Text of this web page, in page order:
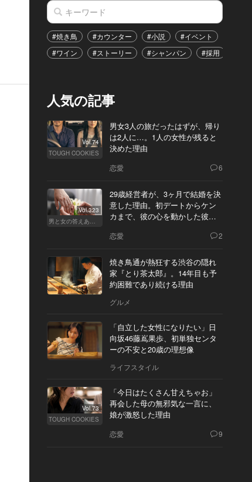
#焼き鳥 #カウンター #小説 #イベント
#ワイン
#ストーリー #シャンパン #採用
人気の記事
Vol.74
TOUGH COOKIES
男女3人の旅だったはずが、帰り
は2人に…。1人の女性が残ると
決めた理由
恋愛 6
Vol.323
男と女の答えあわせ【Q】
29歳経営者が、3ヶ月で結婚を決
意した理由。初デートからケン
カまで、彼の心を動かした彼女
恋愛 2
焼き鳥通が熱狂する渋谷の隠れ
家『とり茶太郎』。14年目も予
約困難であり続ける理由
グルメ
「自立した女性になりたい」日
向坂46藤嶌果歩、初単独センタ
ーの不安と20歳の理想像
ライフスタイル
Vol.73
TOUGH COOKIES
「今日はたくさん甘えちゃお」
再会した母の無邪気な一言に、
娘が激怒した理由
恋愛 9